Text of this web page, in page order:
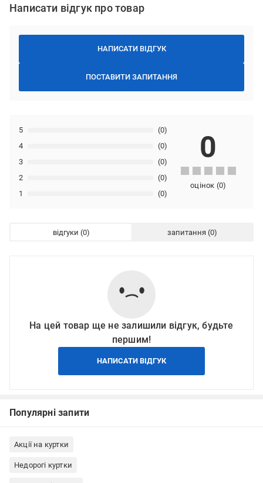
Написати відгук про товар
НАПИСАТИ ВІДГУК
ПОСТАВИТИ ЗАПИТАННЯ
1 (0)
2 (0)
3 (0)
4 (0)
5 (0)
0
оцінок (0)
відгуки запитання
На цей товар ще не залишили відгук, будьте
першим!
НАПИСАТИ ВІДГУК
Популярні запити
Акції на куртки
Недорогі куртки